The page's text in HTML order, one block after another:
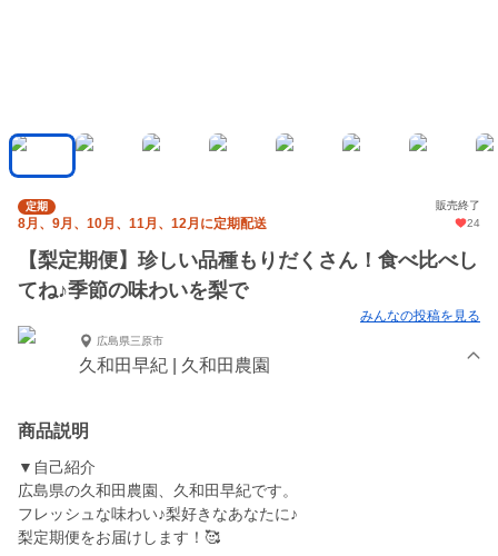
定期 販売終了
8月、9月、10月、11月、12月に定期配送 24
【梨定期便】珍しい品種もりだくさん！食べ比べし
てね♪季節の味わいを梨で
みんなの投稿を見る
広島県三原市
久和田早紀 | 久和田農園
商品説明
▼自己紹介
広島県の久和田農園、久和田早紀です。
フレッシュな味わい♪梨好きなあなたに♪
梨定期便をお届けします！🥰